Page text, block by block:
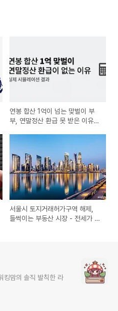
연봉 합산 1억이 넘는 맞벌이 부
부, 연말정산 환급 못 받은 이유
서울시 토지거래허가구역 해제,
들썩이는 부동산 시장 - 전세가 매
킹맘의 솔직 발칙한 라